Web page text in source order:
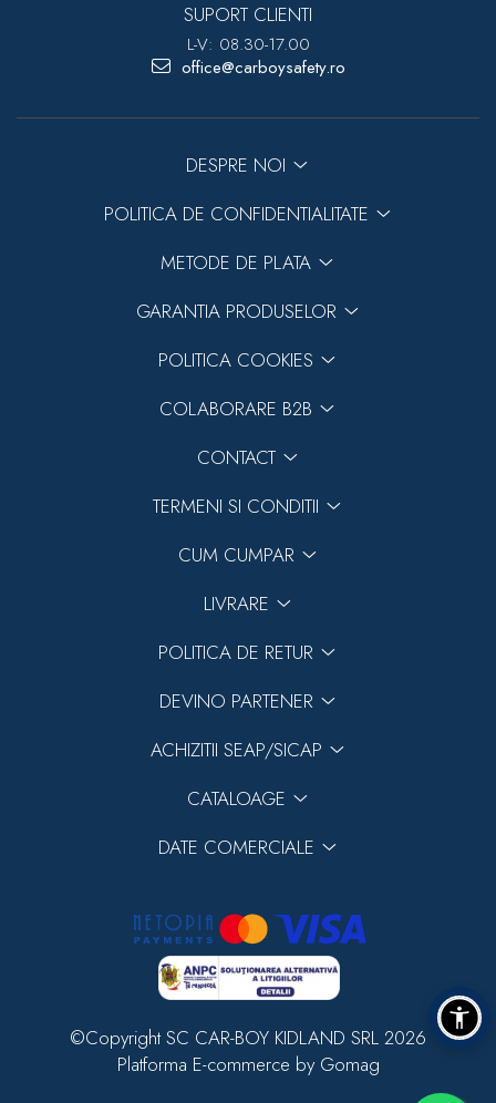
SUPORT CLIENTI
L-V: 08.30-17.00
office@carboysafety.ro
DESPRE NOI
POLITICA DE CONFIDENTIALITATE
METODE DE PLATA
GARANTIA PRODUSELOR
POLITICA COOKIES
COLABORARE B2B
CONTACT
TERMENI SI CONDITII
CUM CUMPAR
LIVRARE
POLITICA DE RETUR
DEVINO PARTENER
ACHIZITII SEAP/SICAP
CATALOAGE
DATE COMERCIALE
©Copyright SC CAR-BOY KIDLAND SRL 2026
Platforma E-commerce by Gomag